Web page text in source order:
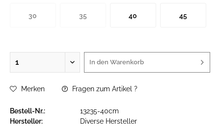
30 35 40 45
In den Warenkorb
Merken Fragen zum Artikel ?
Bestell-Nr.:
13235-40cm
Hersteller:
Diverse Hersteller